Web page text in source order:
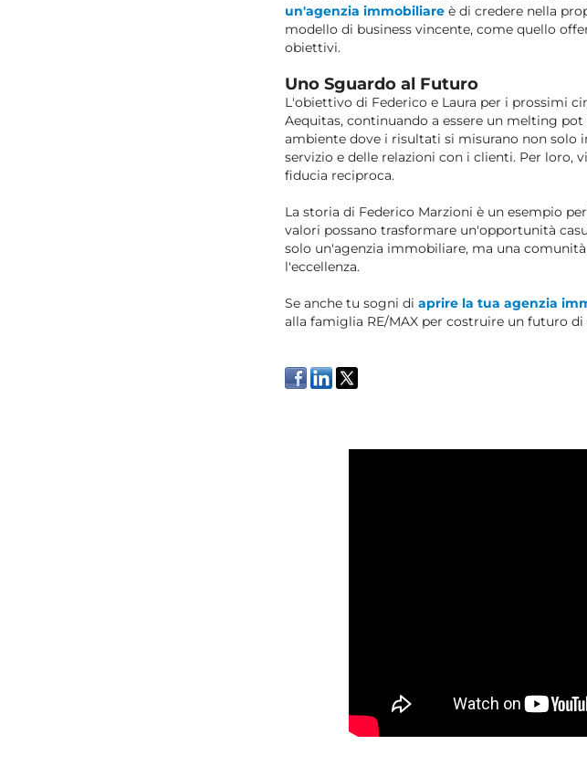
un'agenzia immobiliare è di credere nella
modello di business vincente, come quello
obiettivi.
Uno Sguardo al Futuro
L'obiettivo di Federico e Laura per i prossimi
Aequitas, continuando a essere un melting
ambiente dove i risultati si misurano non solo
servizio e delle relazioni con i clienti. Per
fiducia reciproca.
La storia di Federico Marzioni è un esempio
valori possano trasformare un'opportunità
solo un'agenzia immobiliare, ma una
l'eccellenza.
Se anche tu sogni di aprire la tua agenzia
alla famiglia RE/MAX per costruire un futuro di